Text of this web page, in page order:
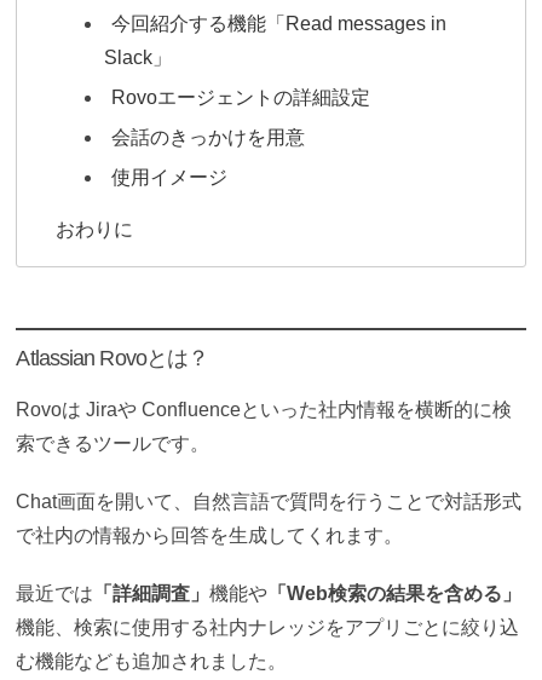
今回紹介する機能「Read messages in
Slack」
Rovoエージェントの詳細設定
会話のきっかけを用意
使用イメージ
おわりに
Atlassian Rovoとは？
Rovoは Jiraや Confluenceといった社内情報を横断的に検
索できるツールです。
Chat画面を開いて、自然言語で質問を行うことで対話形式
で社内の情報から回答を生成してくれます。
最近では 「詳細調査」機能や 「Web検索の結果を含める」
機能、検索に使用する社内ナレッジをアプリごとに絞り込
む機能なども追加されました。